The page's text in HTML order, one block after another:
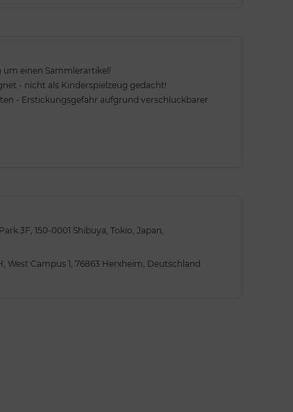
um einen Sammlerartikel!
- nicht als Kinderspielzeug gedacht!
- Erstickungsgefahr aufgrund verschluckbarer
3F, 150-0001 Shibuya, Tokio, Japan,
Campus 1, 76863 Herxheim, Deutschland